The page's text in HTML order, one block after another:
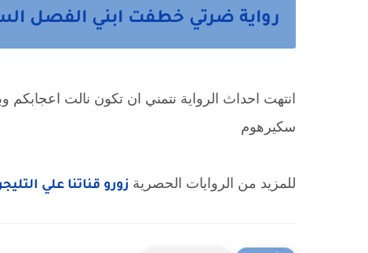
رواية ضرتي خطفت ابني الفصل السادس 6
سكيرهوم
للمزيد من الروايات الحصرية زورو قناتنا علي